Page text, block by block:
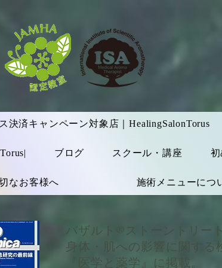
決済キャンペーン対象店｜HealingSalonTorus
ブログ スクール・講座
なお客様へ 施術メニューにつ
バザルト®ストーントリー
身体・肌への影響に関する
『医学と薬学』に掲載。